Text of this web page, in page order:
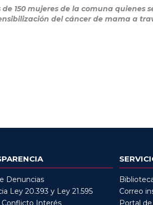
150 mujeres de la comuna quienes
del cáncer de mama a
Denuncias
Ley 20.393 y Ley 21.595
Conflicto Interés
Correo
Portal